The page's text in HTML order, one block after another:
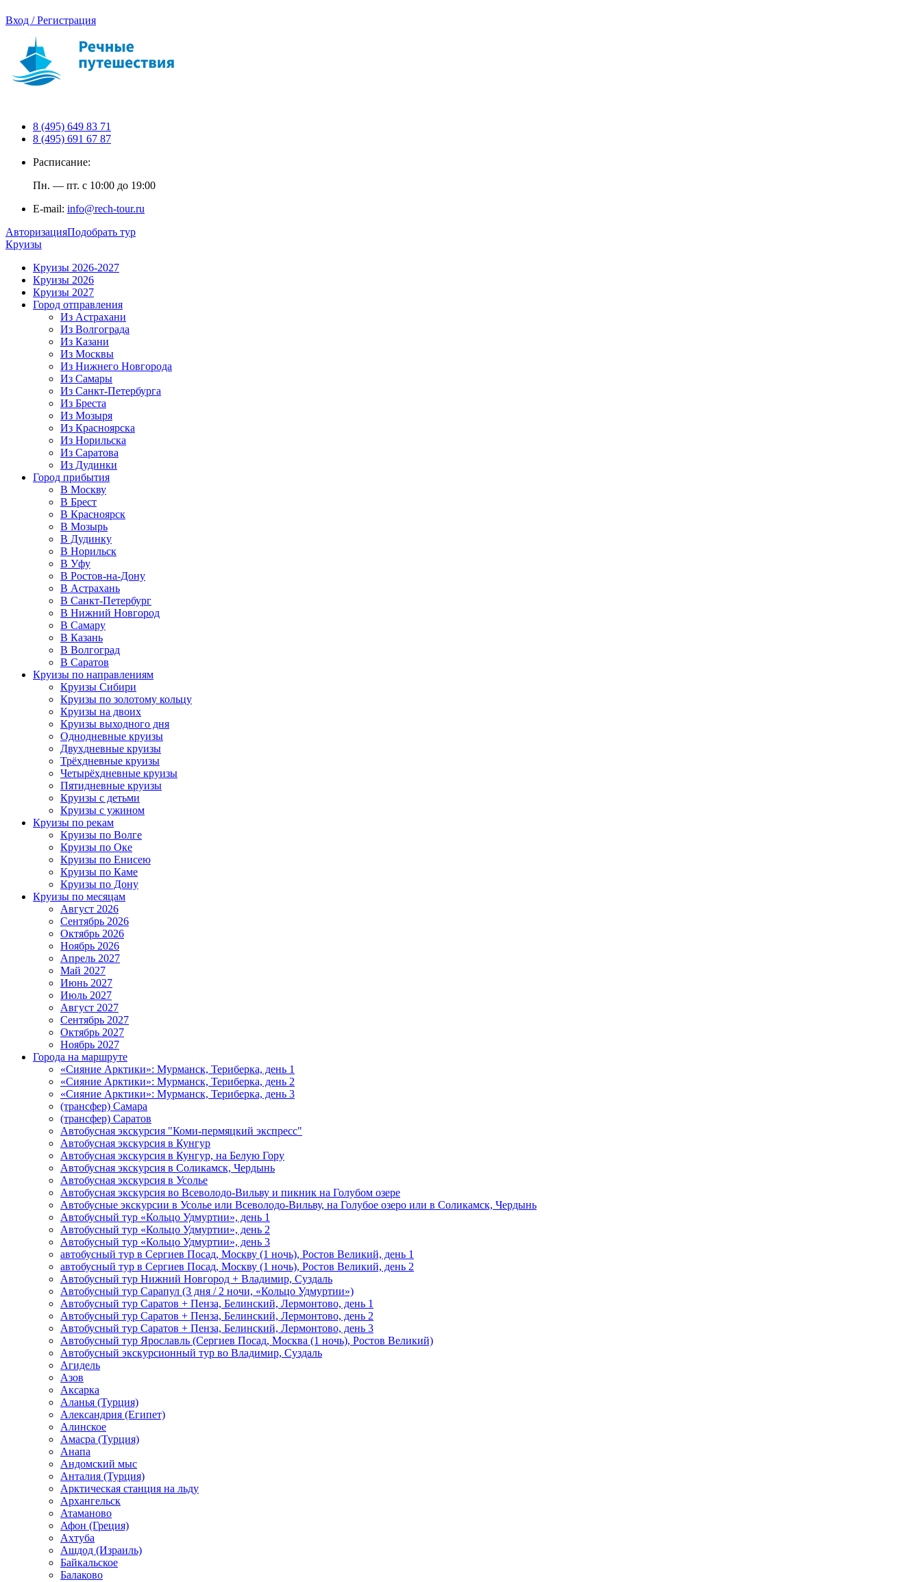
Вход / Регистрация
8 (495) 649 83 71
8 (495) 691 67 87
Расписание:
Пн. — пт. с 10:00 до 19:00
E-mail: info@rech-tour.ru
АвторизацияПодобрать тур
Круизы
Круизы 2026-2027
Круизы 2026
Круизы 2027
Город отправления
Из Астрахани
Из Волгограда
Из Казани
Из Москвы
Из Нижнего Новгорода
Из Самары
Из Санкт-Петербурга
Из Бреста
Из Мозыря
Из Красноярска
Из Норильска
Из Саратова
Из Дудинки
Город прибытия
В Москву
В Брест
В Красноярск
В Мозырь
В Дудинку
В Норильск
В Уфу
В Ростов-на-Дону
В Астрахань
В Санкт-Петербург
В Нижний Новгород
В Самару
В Казань
В Волгоград
В Саратов
Круизы по направлениям
Круизы Сибири
Круизы по золотому кольцу
Круизы на двоих
Круизы выходного дня
Однодневные круизы
Двухдневные круизы
Трёхдневные круизы
Четырёхдневные круизы
Пятидневные круизы
Круизы с детьми
Круизы с ужином
Круизы по рекам
Круизы по Волге
Круизы по Оке
Круизы по Енисею
Круизы по Каме
Круизы по Дону
Круизы по месяцам
Август 2026
Сентябрь 2026
Октябрь 2026
Ноябрь 2026
Апрель 2027
Май 2027
Июнь 2027
Июль 2027
Август 2027
Сентябрь 2027
Октябрь 2027
Ноябрь 2027
Города на маршруте
«Сияние Арктики»: Мурманск, Териберка, день 1
«Сияние Арктики»: Мурманск, Териберка, день 2
«Сияние Арктики»: Мурманск, Териберка, день 3
(трансфер) Самара
(трансфер) Саратов
Автобусная экскурсия "Коми-пермяцкий экспресс"
Автобусная экскурсия в Кунгур
Автобусная экскурсия в Кунгур, на Белую Гору
Автобусная экскурсия в Соликамск, Чердынь
Автобусная экскурсия в Усолье
Автобусная экскурсия во Всеволодо-Вильву и пикник на Голубом озере
Автобусные экскурсии в Усолье или Всеволодо-Вильву, на Голубое озеро или в Соликамск, Чердынь
Автобусный тур «Кольцо Удмуртии», день 1
Автобусный тур «Кольцо Удмуртии», день 2
Автобусный тур «Кольцо Удмуртии», день 3
автобусный тур в Сергиев Посад, Москву (1 ночь), Ростов Великий, день 1
автобусный тур в Сергиев Посад, Москву (1 ночь), Ростов Великий, день 2
Автобусный тур Нижний Новгород + Владимир, Суздаль
Автобусный тур Сарапул (3 дня / 2 ночи, «Кольцо Удмуртии»)
Автобусный тур Саратов + Пенза, Белинский, Лермонтово, день 1
Автобусный тур Саратов + Пенза, Белинский, Лермонтово, день 2
Автобусный тур Саратов + Пенза, Белинский, Лермонтово, день 3
Автобусный тур Ярославль (Сергиев Посад, Москва (1 ночь), Ростов Великий)
Автобусный экскурсионный тур во Владимир, Суздаль
Агидель
Азов
Аксарка
Аланья (Турция)
Александрия (Египет)
Алинское
Амасра (Турция)
Анапа
Андомский мыс
Анталия (Турция)
Арктическая станция на льду
Архангельск
Атаманово
Афон (Греция)
Ахтуба
Ашдод (Израиль)
Байкальское
Балаково